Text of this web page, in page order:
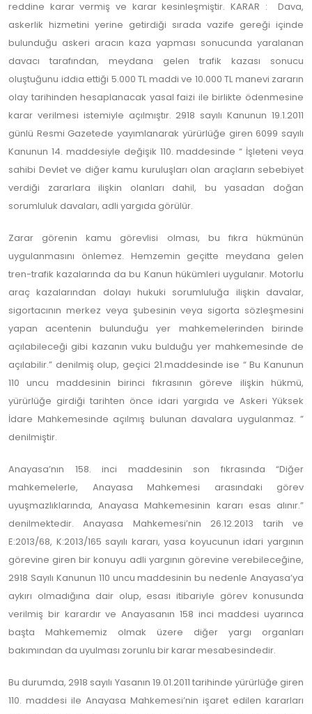
reddine karar vermiş ve karar kesinleşmiştir. KARAR : Dava,
askerlik hizmetini yerine getirdiği sırada vazife gereği içinde
bulunduğu askeri aracın kaza yapması sonucunda yaralanan
davacı tarafından, meydana gelen trafik kazası sonucu
oluştuğunu iddia ettiği 5.000 TL maddi ve 10.000 TL manevi zararın
olay tarihinden hesaplanacak yasal faizi ile birlikte ödenmesine
karar verilmesi istemiyle açılmıştır. 2918 sayılı Kanunun 19.1.2011
günlü Resmi Gazetede yayımlanarak yürürlüğe giren 6099 sayılı
Kanunun 14. maddesiyle değişik 110. maddesinde “ İşleteni veya
sahibi Devlet ve diğer kamu kuruluşları olan araçların sebebiyet
verdiği zararlara ilişkin olanları dahil, bu yasadan doğan
sorumluluk davaları, adli yargıda görülür.
Zarar görenin kamu görevlisi olması, bu fıkra hükmünün
uygulanmasını önlemez. Hemzemin geçitte meydana gelen
tren-trafik kazalarında da bu Kanun hükümleri uygulanır. Motorlu
araç kazalarından dolayı hukuki sorumluluğa ilişkin davalar,
sigortacının merkez veya şubesinin veya sigorta sözleşmesini
yapan acentenin bulunduğu yer mahkemelerinden birinde
açılabileceği gibi kazanın vuku bulduğu yer mahkemesinde de
açılabilir.” denilmiş olup, geçici 21.maddesinde ise “ Bu Kanunun
110 uncu maddesinin birinci fıkrasının göreve ilişkin hükmü,
yürürlüğe girdiği tarihten önce idari yargıda ve Askeri Yüksek
İdare Mahkemesinde açılmış bulunan davalara uygulanmaz. ”
denilmiştir.
Anayasa’nın 158. inci maddesinin son fıkrasında “Diğer
mahkemelerle, Anayasa Mahkemesi arasındaki görev
uyuşmazlıklarında, Anayasa Mahkemesinin kararı esas alınır.”
denilmektedir. Anayasa Mahkemesi’nin 26.12.2013 tarih ve
E:2013/68, K:2013/165 sayılı kararı, yasa koyucunun idari yargının
görevine giren bir konuyu adli yargının görevine verebileceğine,
2918 Sayılı Kanunun 110 uncu maddesinin bu nedenle Anayasa’ya
aykırı olmadığına dair olup, esası itibariyle görev konusunda
verilmiş bir karardır ve Anayasanın 158 inci maddesi uyarınca
başta Mahkememiz olmak üzere diğer yargı organları
bakımından da uyulması zorunlu bir karar mesabesindedir.
Bu durumda, 2918 sayılı Yasanın 19.01.2011 tarihinde yürürlüğe giren
110. maddesi ile Anayasa Mahkemesi’nin işaret edilen kararları